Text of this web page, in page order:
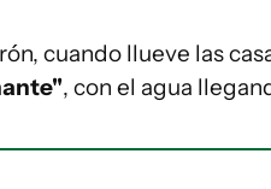
cuando llueve las
, con el agua